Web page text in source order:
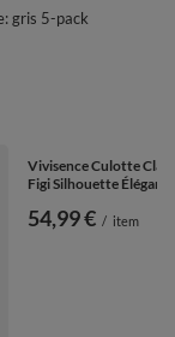
gris 5-pack
Vivisence Culotte
Figi Silhouette
54,99 € / item